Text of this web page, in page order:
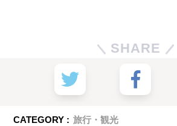
SHARE
CATEGORY : 旅行・観光